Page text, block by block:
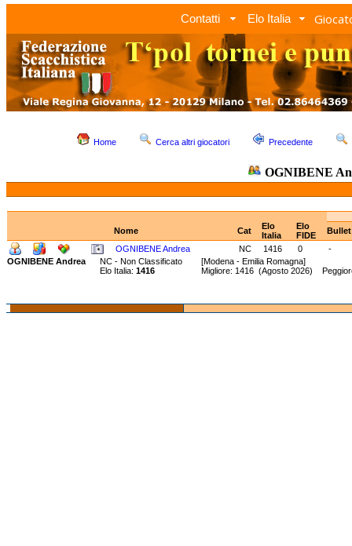
Contatti Elo Italia
Home Cerca altri giocatori Precedente
OGNIBENE
Nome Cat
Elo
Italia
Elo
FIDE
OGNIBENE Andrea
NC 1416 0
-
OGNIBENE Andrea
NC - Non Classificato [Modena - Emilia Romagna]
Elo Italia: 1416 Migliore: 1416 (Agosto 2026)